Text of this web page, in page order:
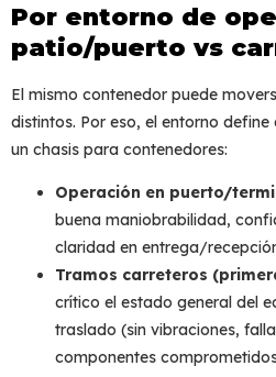
Por entorno de
patio/puerto vs
El mismo contenedor puede
distintos. Por eso, el entorno
un chasis para contenedores:
Operación en puerto/
buena maniobrabilidad,
claridad en entrega/
Tramos carreteros
crítico el estado general del
traslado (sin vibraciones,
componentes